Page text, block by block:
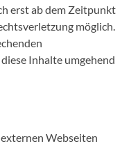
erst ab dem Zeitpunkt
möglich.
Inhalte umgehend
Webseiten